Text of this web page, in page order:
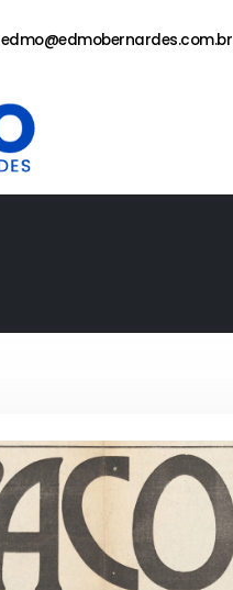
edmo@edmobernardes.com.br